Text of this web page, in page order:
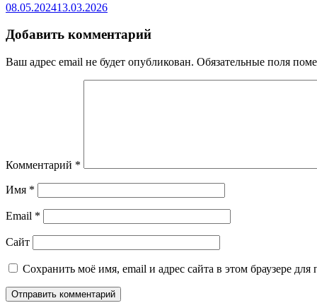
08.05.202413.03.2026
Добавить комментарий
Ваш адрес email не будет опубликован. Обязательные поля
Комментарий *
Имя *
Email *
Сайт
Сохранить моё имя, email и адрес сайта в этом браузере